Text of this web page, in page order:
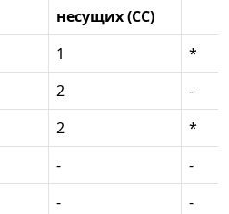
несущих (СС)
1
*
2
-
2
*
-
-
-
-